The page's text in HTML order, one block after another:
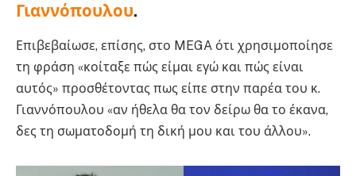
Γιαννόπουλου.
Επιβεβαίωσε, επίσης, στο MEGA ότι χρησιμοποίησε
τη φράση «κοίταξε πώς είμαι εγώ και πώς είναι
αυτός» προσθέτοντας πως είπε στην παρέα του κ.
Γιαννόπουλου «αν ήθελα θα τον δείρω θα το έκανα,
δες τη σωματοδομή τη δική μου και του άλλου».